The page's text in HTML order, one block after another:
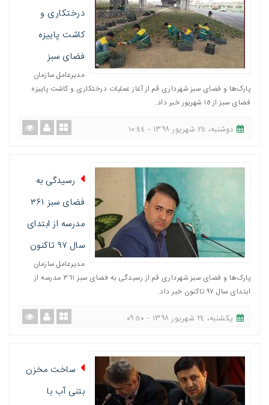
درختکاری و
کاشت پاییزه
فضای سبز
مدیرعامل سازمان
پارک‌ها و فضای سبز شهرداری قم از آغاز عملیات درختکاری و کاشت پاییزه
فضای سبز از ١٥ شهریور خبر داد.
دوشنبه، ٢٥ شهریور ١٣٩٨ - ١٠:٤٤
رسیدگی به
فضای سبز ۳۶۱
مدرسه از ابتدای
سال ۹۷ تاکنون
مدیرعامل سازمان
پارک‌ها و فضای سبز شهرداری قم از رسیدگی به فضای سبز ٣٦١ مدرسه از
ابتدای سال ٩٧ تاکنون خبر داد.
یکشنبه، ٢٤ شهریور ١٣٩٨ - ٠٩:٥٠
ساخت مخزن
بتنی آب با